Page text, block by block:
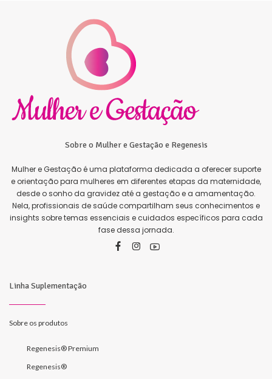
Sobre o Mulher e Gestação e Regenesis
Mulher e Gestação é uma plataforma dedicada a oferecer suporte
e orientação para mulheres em diferentes etapas da maternidade,
desde o sonho da gravidez até a gestação e a amamentação.
Nela, profissionais de saúde compartilham seus conhecimentos e
insights sobre temas essenciais e cuidados específicos para cada
fase dessa jornada.
Linha Suplementação
Sobre os produtos
Regenesis® Premium
Regenesis®